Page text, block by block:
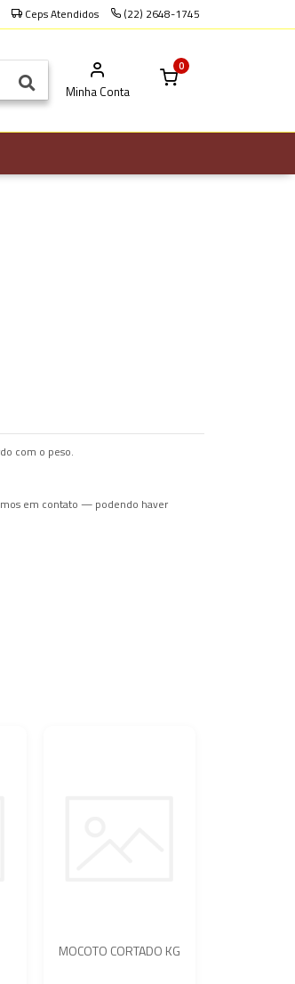
Ceps Atendidos (22) 2648-1745
Minha Conta
0
com o peso.
em contato — podendo haver
MOCOTO CORTADO KG